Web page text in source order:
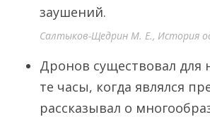
заушений.
Салтыков-Щедрин М. Е., История
Дронов существовал для
те часы, когда являлся
рассказывал о